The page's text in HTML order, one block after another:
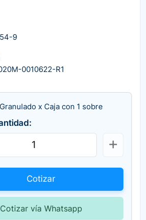
9
0010622-R1
x Caja con 1 sobre
Cotizar
Cotizar vía Whatsapp